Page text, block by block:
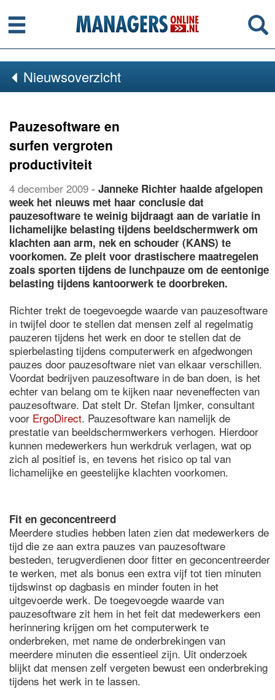
Menu
Nieuwsoverzicht
Pauzesoftware en
surfen vergroten
productiviteit
4 december 2009 - Janneke Richter haalde afgelopen
week het nieuws met haar conclusie dat
pauzesoftware te weinig bijdraagt aan de variatie in
lichamelijke belasting tijdens beeldschermwerk om
klachten aan arm, nek en schouder (KANS) te
voorkomen. Ze pleit voor drastischere maatregelen
zoals sporten tijdens de lunchpauze om de eentonige
belasting tijdens kantoorwerk te doorbreken.
Richter trekt de toegevoegde waarde van pauzesoftware
in twijfel door te stellen dat mensen zelf al regelmatig
pauzeren tijdens het werk en door te stellen dat de
spierbelasting tijdens computerwerk en afgedwongen
pauzes door pauzesoftware niet van elkaar verschillen.
Voordat bedrijven pauzesoftware in de ban doen, is het
echter van belang om te kijken naar neveneffecten van
pauzesoftware. Dat stelt Dr. Stefan Ijmker, consultant
voor ErgoDirect. Pauzesoftware kan namelijk de
prestatie van beeldschermwerkers verhogen. Hierdoor
kunnen medewerkers hun werkdruk verlagen, wat op
zich al positief is, en tevens het risico op tal van
lichamelijke en geestelijke klachten voorkomen.
Fit en geconcentreerd
Meerdere studies hebben laten zien dat medewerkers de
tijd die ze aan extra pauzes van pauzesoftware
besteden, terugverdienen door fitter en geconcentreerder
te werken, met als bonus een extra vijf tot tien minuten
tijdswinst op dagbasis en minder fouten in het
uitgevoerde werk. De toegevoegde waarde van
pauzesoftware zit hem in het feit dat medewerkers een
herinnering krijgen om het computerwerk te
onderbreken, met name de onderbrekingen van
meerdere minuten die essentieel zijn. Uit onderzoek
blijkt dat mensen zelf vergeten bewust een onderbreking
tijdens het werk in te lassen.